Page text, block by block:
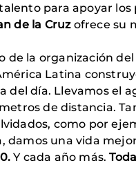
para apoyar
de la Cruz ofrece su
de la organización
Latina
día. Llevamos el
de distancia.
como por
una vida
Y cada año más.